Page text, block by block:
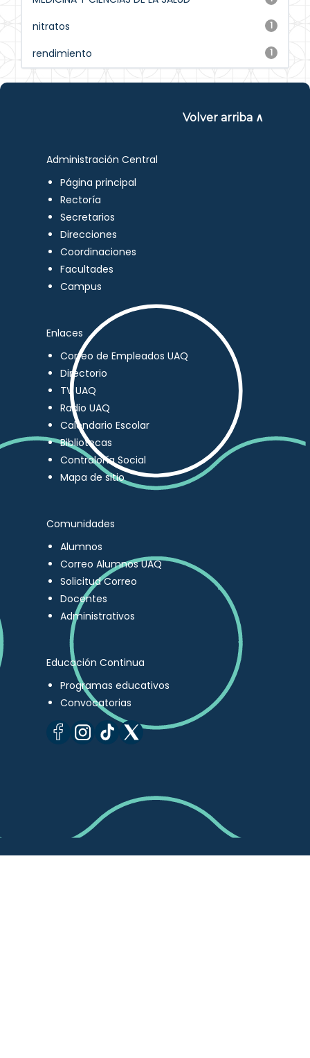
1
nitratos
1
rendimiento
Volver arriba ∧
Administración Central
Página principal
Rectoría
Secretarios
Direcciones
Coordinaciones
Facultades
Campus
Enlaces
Correo de Empleados UAQ
Directorio
TV UAQ
Radio UAQ
Calendario Escolar
Bibliotecas
Contraloría Social
Mapa de sitio
Comunidades
Alumnos
Correo Alumnos UAQ
Solicitud Correo
Docentes
Administrativos
Educación Continua
Programas educativos
Convocatorias